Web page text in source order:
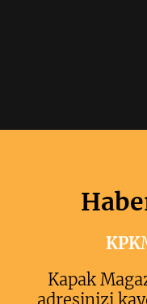
KPK
Kapak
adresinizi